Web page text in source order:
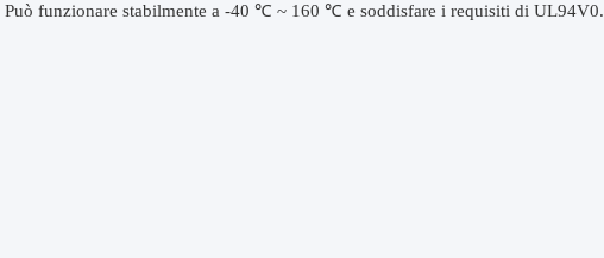
Può funzionare stabilmente a -40 ℃ ~ 160 ℃ e soddisfare i requisiti di UL94V0.